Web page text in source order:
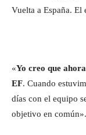
Vuelta a España. El
«Yo creo que
EF. Cuando
días con el equipo
objetivo en común».